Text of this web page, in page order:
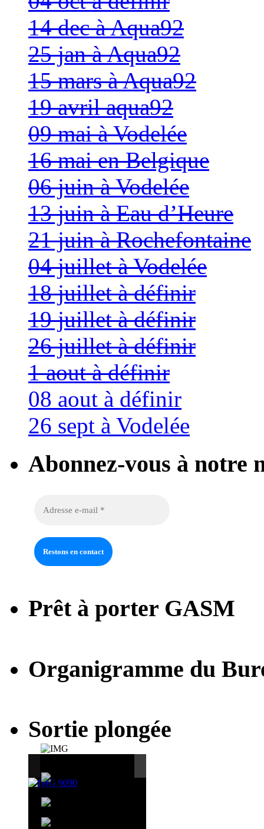
14 dec à Aqua92
25 jan à Aqua92
15 mars à Aqua92
19 avril aqua92
09 mai à Vodelée
16 mai en Belgique
06 juin à Vodelée
13 juin à Eau d’Heure
21 juin à Rochefontaine
04 juillet à Vodelée
18 juillet à définir
19 juillet à définir
26 juillet à définir
1 aout à définir
08 aout à définir
26 sept à Vodelée
Abonnez-vous à notre
Prêt à porter GASM
Organigramme du
Sortie plongée